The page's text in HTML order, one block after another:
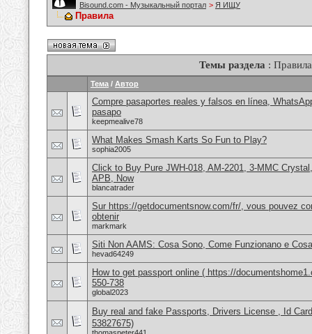
Bisound.com - Музыкальный портал > Я ИЩУ
Правила
Темы раздела : Правила
Тема / Автор
Compre pasaportes reales y falsos en línea,
pasapo
keepmealive78
What Makes Smash Karts So Fun to Play?
sophia2005
Click to Buy Pure JWH-018, AM-2201, 3-MMC
APB, Now
blancatrader
Sur https://getdocumentsnow.com/fr/, vous pouvez
obtenir
markmark
Siti Non AAMS: Cosa Sono, Come Funzionano e
hevad64249
How to get passport online ( https://
550-738
global2023
Buy real and fake Passports, Drivers License , Id
53827675)